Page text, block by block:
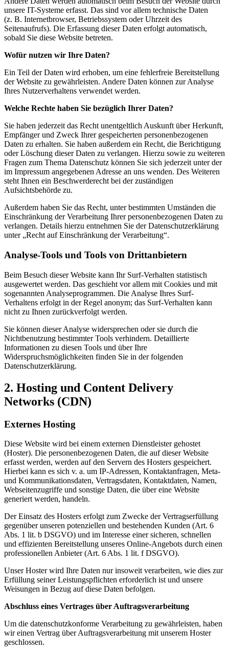
unsere IT-Systeme erfasst. Das sind vor allem technische Daten
(z. B. Internetbrowser, Betriebssystem oder Uhrzeit des
Seitenaufrufs). Die Erfassung dieser Daten erfolgt automatisch,
sobald Sie diese Website betreten.
Wofür nutzen wir Ihre Daten?
Ein Teil der Daten wird erhoben, um eine fehlerfreie Bereitstellung
der Website zu gewährleisten. Andere Daten können zur Analyse
Ihres Nutzerverhaltens verwendet werden.
Welche Rechte haben Sie bezüglich Ihrer Daten?
Sie haben jederzeit das Recht unentgeltlich Auskunft über Herkunft,
Empfänger und Zweck Ihrer gespeicherten personenbezogenen
Daten zu erhalten. Sie haben außerdem ein Recht, die Berichtigung
oder Löschung dieser Daten zu verlangen. Hierzu sowie zu weiteren
Fragen zum Thema Datenschutz können Sie sich jederzeit unter der
im Impressum angegebenen Adresse an uns wenden. Des Weiteren
steht Ihnen ein Beschwerderecht bei der zuständigen
Aufsichtsbehörde zu.
Außerdem haben Sie das Recht, unter bestimmten Umständen die
Einschränkung der Verarbeitung Ihrer personenbezogenen Daten zu
verlangen. Details hierzu entnehmen Sie der Datenschutzerklärung
unter „Recht auf Einschränkung der Verarbeitung“.
Analyse-Tools und Tools von Drittanbietern
Beim Besuch dieser Website kann Ihr Surf-Verhalten statistisch
ausgewertet werden. Das geschieht vor allem mit Cookies und mit
sogenannten Analyseprogrammen. Die Analyse Ihres Surf-
Verhaltens erfolgt in der Regel anonym; das Surf-Verhalten kann
nicht zu Ihnen zurückverfolgt werden.
Sie können dieser Analyse widersprechen oder sie durch die
Nichtbenutzung bestimmter Tools verhindern. Detaillierte
Informationen zu diesen Tools und über Ihre
Widerspruchsmöglichkeiten finden Sie in der folgenden
Datenschutzerklärung.
2. Hosting und Content Delivery
Networks (CDN)
Externes Hosting
Diese Website wird bei einem externen Dienstleister gehostet
(Hoster). Die personenbezogenen Daten, die auf dieser Website
erfasst werden, werden auf den Servern des Hosters gespeichert.
Hierbei kann es sich v. a. um IP-Adressen, Kontaktanfragen, Meta-
und Kommunikationsdaten, Vertragsdaten, Kontaktdaten, Namen,
Webseitenzugriffe und sonstige Daten, die über eine Website
generiert werden, handeln.
Der Einsatz des Hosters erfolgt zum Zwecke der Vertragserfüllung
gegenüber unseren potenziellen und bestehenden Kunden (Art. 6
Abs. 1 lit. b DSGVO) und im Interesse einer sicheren, schnellen
und effizienten Bereitstellung unseres Online-Angebots durch einen
professionellen Anbieter (Art. 6 Abs. 1 lit. f DSGVO).
Unser Hoster wird Ihre Daten nur insoweit verarbeiten, wie dies zur
Erfüllung seiner Leistungspflichten erforderlich ist und unsere
Weisungen in Bezug auf diese Daten befolgen.
Abschluss eines Vertrages über Auftragsverarbeitung
Um die datenschutzkonforme Verarbeitung zu gewährleisten, haben
wir einen Vertrag über Auftragsverarbeitung mit unserem Hoster
geschlossen.